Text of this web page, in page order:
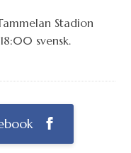
Stadion
svensk.